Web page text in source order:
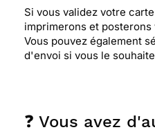
Si vous validez votre
imprimerons et
Vous pouvez également
d'envoi si vous le
❓ Vous avez